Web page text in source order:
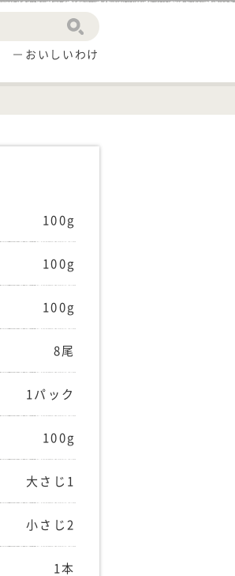
おいしいわけ
100g
100g
100g
8尾
1パック
100g
大さじ1
小さじ2
1本